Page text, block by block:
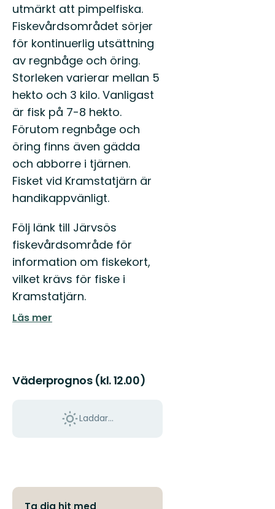
utmärkt att pimpelfiska.
Fiskevårdsområdet sörjer
för kontinuerlig utsättning
av regnbåge och öring.
Storleken varierar mellan 5
hekto och 3 kilo. Vanligast
är fisk på 7-8 hekto.
Förutom regnbåge och
öring finns även gädda
och abborre i tjärnen.
Fisket vid Kramstatjärn är
handikappvänligt.
Följ länk till Järvsös
fiskevårdsområde för
information om fiskekort,
vilket krävs för fiske i
Kramstatjärn.
Läs mer
Väderprognos (kl. 12.00)
Laddar...
Ta dig hit med